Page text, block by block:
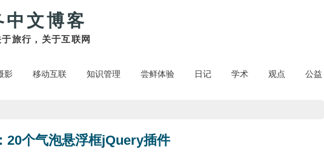
中文博客
于旅行，关于互联网
影 移动互联 知识管理 尝鲜体验 日记 学术 观点 公益
20个气泡悬浮框jQuery插件